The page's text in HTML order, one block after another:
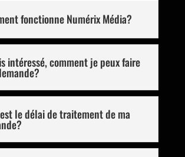
fonctionne Numérix Média?
intéressé, comment je peux faire
le délai de traitement de ma